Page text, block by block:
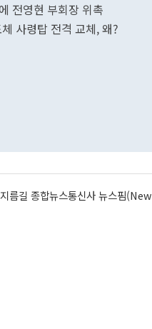
전영현 부회장 위촉
사령탑 전격 교체, 왜?
름길 종합뉴스통신사 뉴스핌